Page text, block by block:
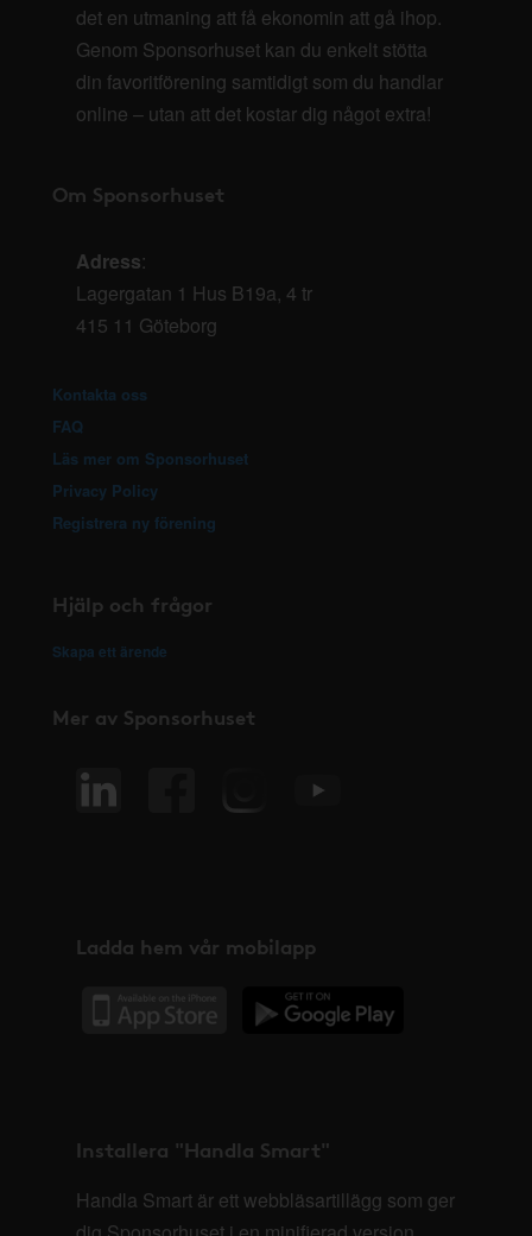
det en utmaning att få ekonomin att gå ihop.
Genom Sponsorhuset kan du enkelt stötta
din favoritförening samtidigt som du handlar
online – utan att det kostar dig något extra!
Om Sponsorhuset
Adress:
Lagergatan 1 Hus B19a, 4 tr
415 11 Göteborg
Kontakta oss
FAQ
Läs mer om Sponsorhuset
Privacy Policy
Registrera ny förening
Hjälp och frågor
Skapa ett ärende
Mer av Sponsorhuset
Ladda hem vår mobilapp
Installera "Handla Smart"
Handla Smart är ett webbläsartillägg som ger